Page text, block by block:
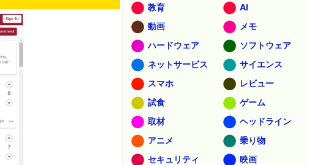
教育
AI
動画
メモ
ハードウェア
ソフトウェア
ネットサービス
サイエンス
スマホ
レビュー
試食
ゲーム
取材
ヘッドライン
アニメ
乗り物
セキュリティ
映画